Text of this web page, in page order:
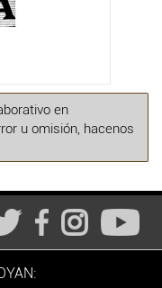
en
u omisión, hacenos